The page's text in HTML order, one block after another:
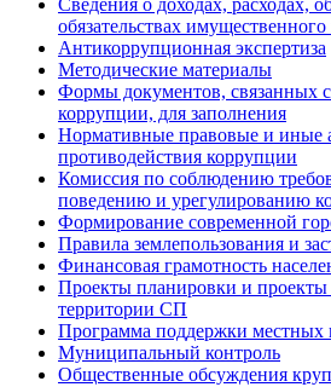
Сведения о доходах, расходах,
обязательствах имущественного
Антикоррупционная экспертиза
Методические материалы
Формы документов, связанных
коррупции, для заполнения
Нормативные правовые и иные
противодействия коррупции
Комиссия по соблюдению
поведению и урегулированию
Формирование современной
Правила землепользования и
Финансовая грамотность
Проекты планировки и проекты
территории СП
Программа поддержки местных
Муниципальный контроль
Общественные обсуждения